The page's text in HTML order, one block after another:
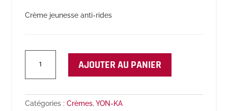
Crème jeunesse anti-rides
Time
Crème
AJOUTER AU PANIER
Catégories :Crèmes,YON-KA